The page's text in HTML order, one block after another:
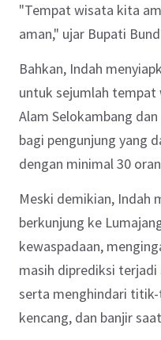
‎"Tempat wisata kita
aman," ujar Bupati
Bahkan, Indah
untuk sejumlah tempat
Alam Selokambang
bagi pengunjung yang
dengan minimal 30
‎Meski demikian, Indah
berkunjung ke
kewaspadaan,
masih diprediksi
serta menghindari
kencang, dan banjir